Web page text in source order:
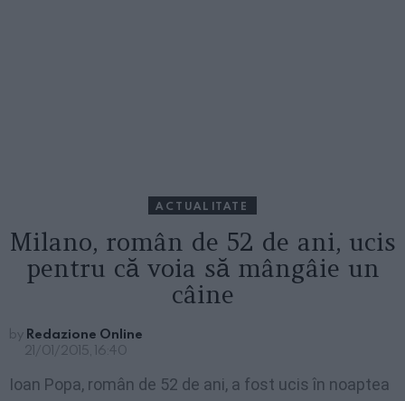
ACTUALITATE
Milano, român de 52 de ani, ucis
pentru că voia să mângâie un
câine
by Redazione Online
21/01/2015, 16:40
Ioan Popa, român de 52 de ani, a fost ucis în noaptea